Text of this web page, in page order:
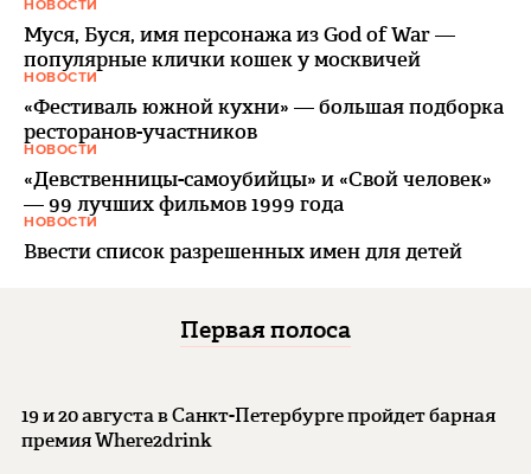
НОВОСТИ
Муся, Буся, имя персонажа из God of War —
популярные клички кошек у москвичей
НОВОСТИ
«Фестиваль южной кухни» — большая подборка
ресторанов-участников
НОВОСТИ
«Девственницы-самоубийцы» и «Свой человек»
— 99 лучших фильмов 1999 года
НОВОСТИ
Ввести список разрешенных имен для детей
Первая полоса
19 и 20 августа в Санкт-Петербурге пройдет барная
премия Where2drink